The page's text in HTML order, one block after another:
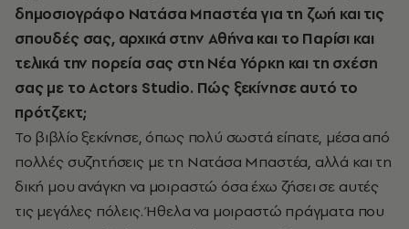
δημοσιογράφο Νατάσα Μπαστέα για τη ζωή και τις
σπουδές σας, αρχικά στην Αθήνα και το Παρίσι και
τελικά την πορεία σας στη Νέα Υόρκη και τη σχέση
σας με τοActors Studio. Πώς ξεκίνησε αυτό το
πρότζεκτ;
Το βιβλίο ξεκίνησε, όπως πολύ σωστά είπατε, μέσα από
πολλές συζητήσεις με τη Νατάσα Μπαστέα, αλλά και τη
δική μου ανάγκη να μοιραστώ όσα έχω ζήσει σε αυτές
τις μεγάλες πόλεις. Ήθελα να μοιραστώ πράγματα που